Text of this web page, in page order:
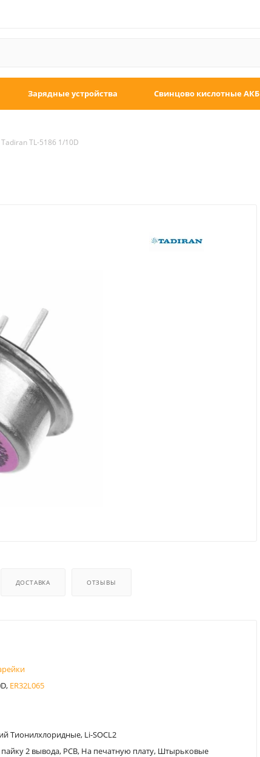
Зарядные устройства Свинцово кислотные АКБ
Tadiran TL-5186 1/10D
ДОСТАВКА ОТЗЫВЫ
ER32L065
Тионилхлоридные, Li-SOCL2
2 вывода, PCB, На печатную плату, Штырьковые